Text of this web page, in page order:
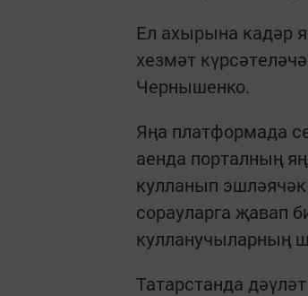
Ел ахырына кадәр
хезмәт
Чернышенко.
Яңа платформада
аенда порталның
кулланып
сорауларга җавап
кулланучыларның
Татарстанда